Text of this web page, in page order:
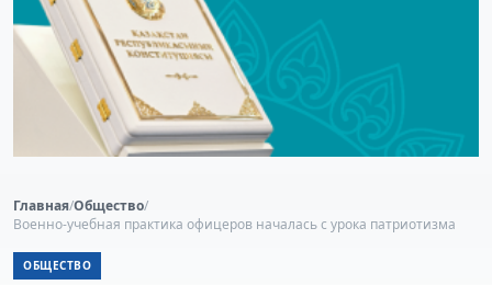
Главная/Общество/
Военно-учебная практика офицеров началась с урока патриотизма
ОБЩЕСТВО